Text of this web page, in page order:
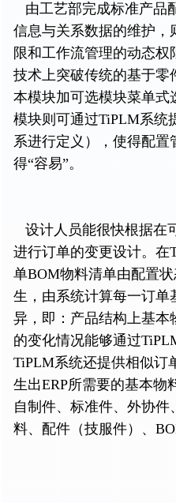
由工艺部完成标准产品
信息与关系数据的维护，
限和工作流管理的动态
技术上突破传统的基于零
本模块加可选模块菜单式
模块则可通过TiPLM系统
系进行定义），使得配
得“容易”。
设计人员能很快根据在
进行订单的变更设计。在
单BOM物料清单由配置
生，由系统计算每一订单
异，即：产品结构上基本
的变化情况能够通过
TiPLM系统还提供相似订
生出ERP所需要的基本物
自制件、标准件、外协
料、配件（技服件）、